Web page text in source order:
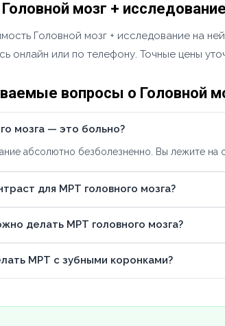
мозг +
Головной мозг + исследование на
онлайн или по телефону. Точные цены
вопросы о Головной
мозга — это больно?
абсолютно безболезненно. Вы лежите
для МРТ головного мозга?
делать МРТ головного мозга?
МРТ с зубными коронками?